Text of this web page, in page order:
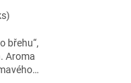
břehu“,
Aroma